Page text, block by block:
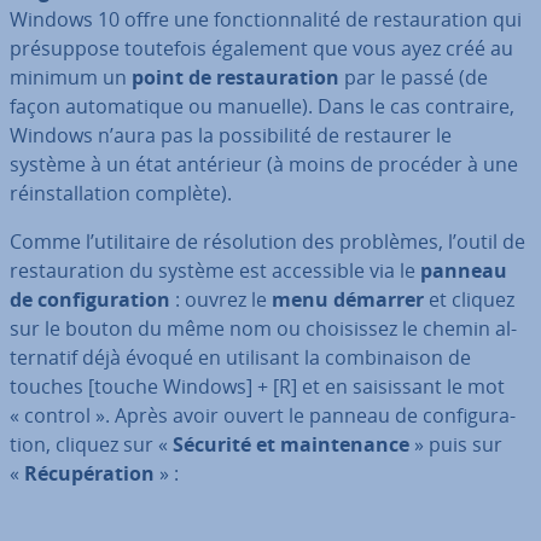
Windows 10 offre une fonc­tion­na­lité de res­tau­ra­tion qui
pré­sup­pose toutefois également que vous ayez créé au
minimum un point de res­tau­ra­tion par le passé (de
façon au­to­ma­tique ou manuelle). Dans le cas contraire,
Windows n’aura pas la pos­si­bi­lité de restaurer le
système à un état antérieur (à moins de procéder à une
réins­tal­la­tion complète).
Comme l’uti­li­taire de ré­so­lu­tion des problèmes, l’outil de
res­tau­ra­tion du système est ac­ces­sible via le panneau
de con­fi­gu­ra­tion : ouvrez le menu démarrer et cliquez
sur le bouton du même nom ou choi­sis­sez le chemin al­
ter­na­tif déjà évoqué en utilisant la com­bi­nai­son de
touches [touche Windows] + [R] et en sai­sis­sant le mot
« control ». Après avoir ouvert le panneau de con­fi­gu­ra­
tion, cliquez sur « Sécurité et main­te­nance » puis sur
« Ré­cu­pé­ra­tion » :